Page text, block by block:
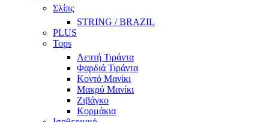
Σλίπς
STRING / BRAZIL
PLUS
Tops
Λεπτή Τιράντα
Φαρδιά Τιράντα
Κοντό Μανίκι
Μακρύ Μανίκι
Ζιβάγκο
Κορμάκια